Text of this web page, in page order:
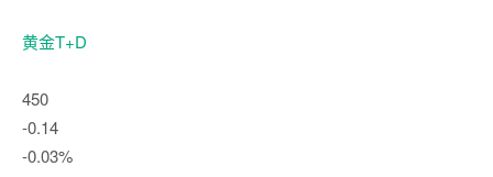
黄金T+D
450
-0.14
-0.03%